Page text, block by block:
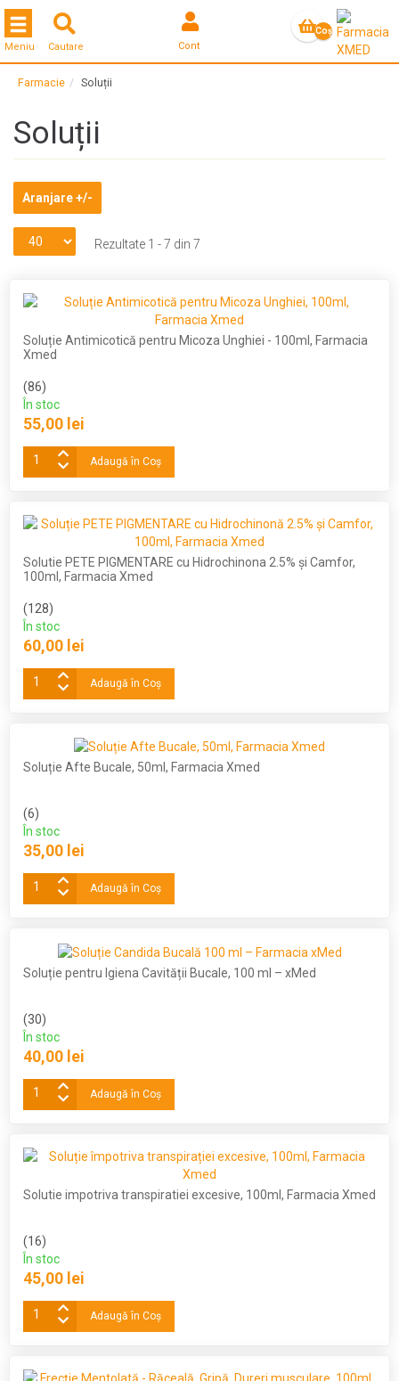
Cautare Cont
Coş
Toggle navigation
Meniu
Farmacie Soluții
Soluții
Aranjare +/-
Rezultate 1 - 7 din 7
Soluție Antimicotică pentru Micoza Unghiei - 100ml, Farmacia
Xmed
(86)
În stoc
55,00 lei
Adaugă în Coş
Solutie PETE PIGMENTARE cu Hidrochinona 2.5% și Camfor,
100ml, Farmacia Xmed
(128)
În stoc
60,00 lei
Adaugă în Coş
Soluție Afte Bucale, 50ml, Farmacia Xmed
(6)
În stoc
35,00 lei
Adaugă în Coş
Soluție pentru Igiena Cavității Bucale, 100 ml – xMed
(30)
În stoc
40,00 lei
Adaugă în Coş
Solutie impotriva transpiratiei excesive, 100ml, Farmacia Xmed
(16)
În stoc
45,00 lei
Adaugă în Coş